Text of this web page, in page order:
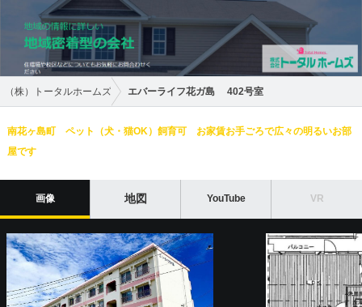
（株）トータルホームズ エバーライフ花ガ島 402号室
南花ヶ島町 ペット（犬・猫OK）飼育可 お家賃お手ごろで広々の明るいお部
屋です
画像 地図 YouTube VR